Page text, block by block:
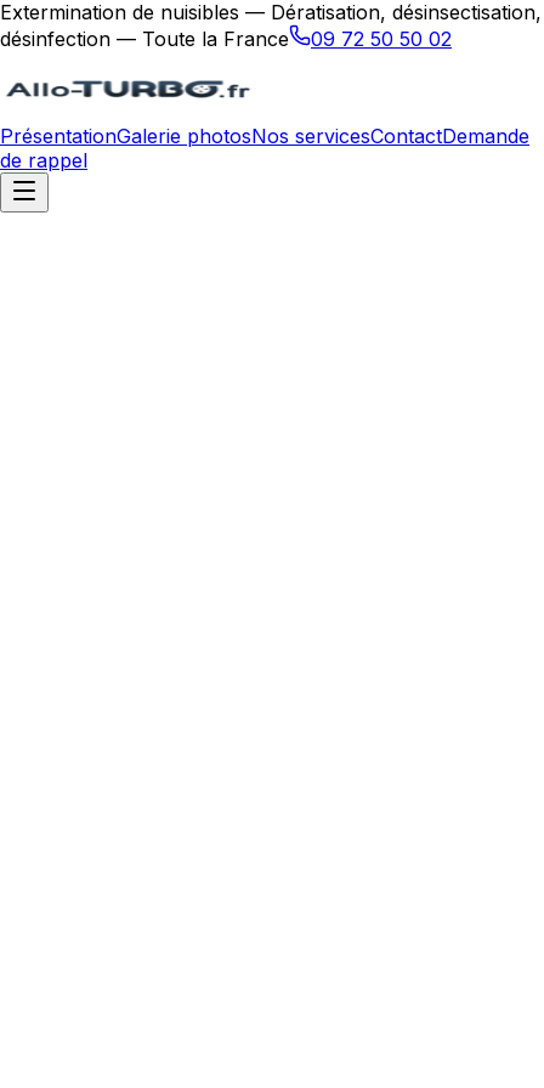
Extermination de nuisibles — Dératisation, désinsectisation,
désinfection — Toute la France
09 72 50 50 02
PrésentationGalerie photosNos servicesContactDemande
de rappel